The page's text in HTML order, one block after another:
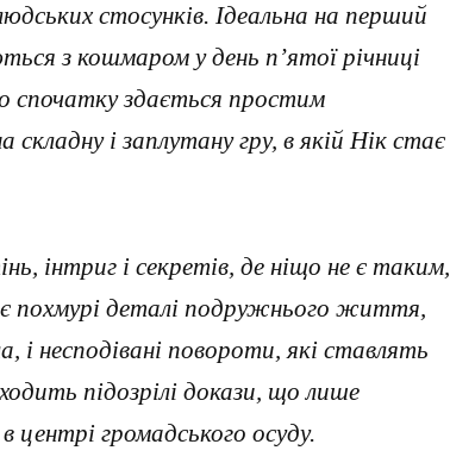
стосунків. Ідеальна на перший
з кошмаром у день п’ятої річниці
спочатку здається простим
і заплутану гру, в якій Нік стає
інтриг і секретів, де ніщо не є таким,
похмурі деталі подружнього життя,
і несподівані повороти, які ставлять
підозрілі докази, що лише
громадського осуду.